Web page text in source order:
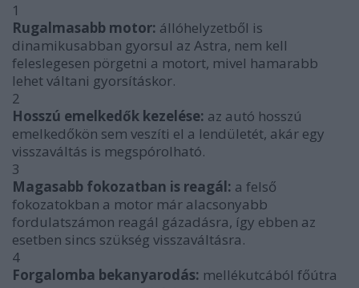
1
Rugalmasabb motor: állóhelyzetből is
dinamikusabban gyorsul az Astra, nem kell
feleslegesen pörgetni a motort, mivel hamarabb
lehet váltani gyorsításkor.
2
Hosszú emelkedők kezelése: az autó hosszú
emelkedőkön sem veszíti el a lendületét, akár egy
visszaváltás is megspórolható.
3
Magasabb fokozatban is reagál: a felső
fokozatokban a motor már alacsonyabb
fordulatszámon reagál gázadásra, így ebben az
esetben sincs szükség visszaváltásra.
4
Forgalomba bekanyarodás: mellékutcából főútra